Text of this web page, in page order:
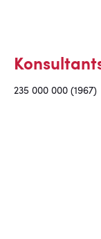
235 000 000 (1967)